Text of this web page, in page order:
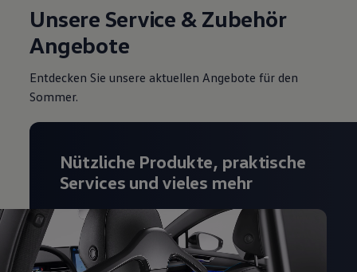
Unsere Service & Zubehör
Angebote
Entdecken Sie unsere aktuellen Angebote für den
Sommer.
Nützliche Produkte, praktische
Services und vieles mehr